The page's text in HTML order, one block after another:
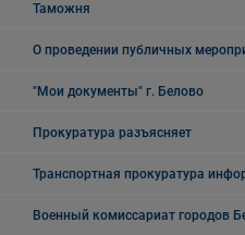
Таможня
О проведении публичных
"Мои документы" г. Белово
Прокуратура разъясняет
Транспортная прокуратура
Военный комиссариат городов